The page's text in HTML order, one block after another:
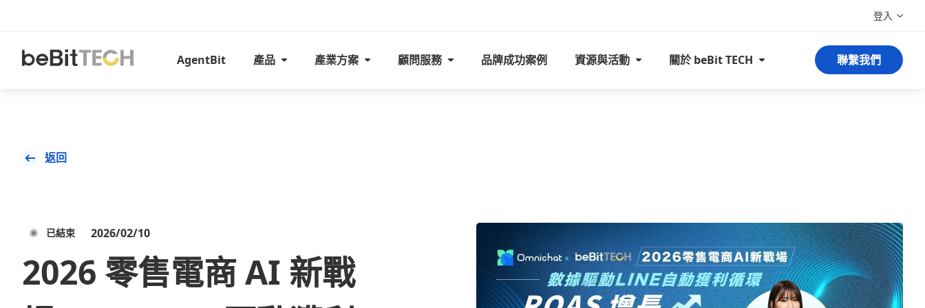
AgentBit 產品 產業方案 顧問服務 品牌成功案例 資源與活動 關於 beBit TECH
登入
聯繫我們
返回
已結束 2026/02/10
2026 零售電商 AI 新戰